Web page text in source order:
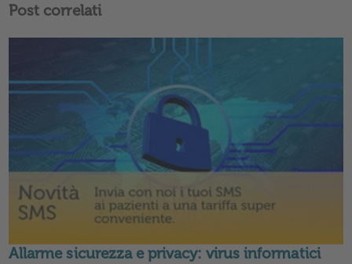
Post correlati
Allarme sicurezza e privacy: virus informatici